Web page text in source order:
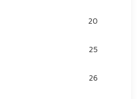
20
25
26